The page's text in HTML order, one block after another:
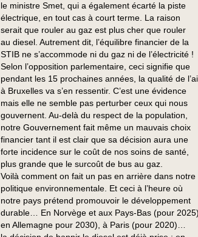
le ministre Smet, qui a également écarté la piste
électrique, en tout cas à court terme. La raison
serait que rouler au gaz est plus cher que rouler
au diesel. Autrement dit, l’équilibre financier de la
STIB ne s’accommode ni du gaz ni de l’électricité !
Selon l’opposition parlementaire, ceci signifie que
pendant les 15 prochaines années, la qualité de
à Bruxelles va s’en ressentir. C’est une évidence
mais elle ne semble pas perturber ceux qui nous
gouvernent. Au-delà du respect de la population,
notre Gouvernement fait même un mauvais choix
financier tant il est clair que sa décision aura une
forte incidence sur le coût de nos soins de santé,
plus grande que le surcoût de bus au gaz.
Voilà comment on fait un pas en arrière dans notre
politique environnementale. Et ceci à l’heure où
notre pays prétend promouvoir le développement
durable… En Norvège et aux Pays-Bas (pour 2025),
en Allemagne pour 2030), à Paris (pour 2020)…